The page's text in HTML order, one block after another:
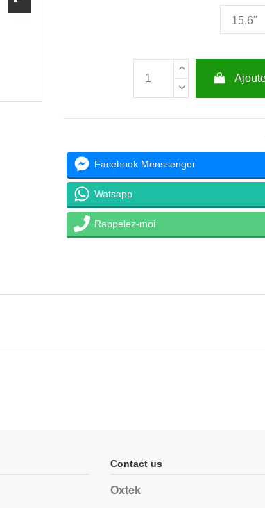
Facebook Menssenger
Watsapp
Rappelez-moi
Contact us
Oxtek